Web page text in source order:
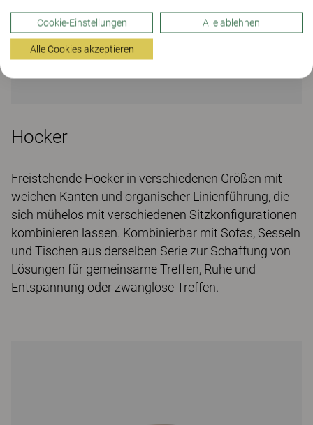
Hocker
Freistehende Hocker in verschiedenen Größen mit
weichen Kanten und organischer Linienführung, die
sich mühelos mit verschiedenen Sitzkonfigurationen
kombinieren lassen. Kombinierbar mit Sofas, Sesseln
und Tischen aus derselben Serie zur Schaffung von
Lösungen für gemeinsame Treffen, Ruhe und
Entspannung oder zwanglose Treffen.
Cookie-Einstellungen Alle ablehnen
Alle Cookies akzeptieren